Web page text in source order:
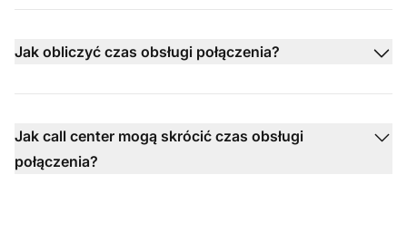
Jak obliczyć czas obsługi połączenia?
Jak call center mogą skrócić czas obsługi
połączenia?